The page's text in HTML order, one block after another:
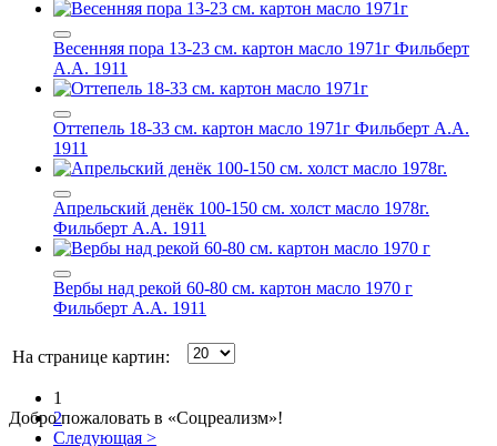
Весенняя пора 13-23 см. картон масло 1971г Фильберт
А.А. 1911
Оттепель 18-33 см. картон масло 1971г Фильберт А.А.
1911
Апрельский денёк 100-150 см. холст масло 1978г.
Фильберт А.А. 1911
Вербы над рекой 60-80 см. картон масло 1970 г
Фильберт А.А. 1911
На странице картин:
1
2
Следующая >
Добро пожаловать в «Соцреализм»!